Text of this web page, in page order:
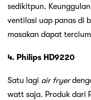
sedikitpun.
ventilasi uap panas di
masakan dapat
4. Philips HD9220
Satu lagi air fryer
watt saja. Produk dari